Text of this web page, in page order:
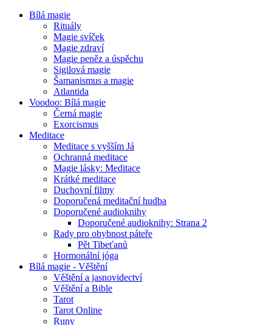
Bílá magie
Rituály
Magie svíček
Magie zdraví
Magie peněz a úspěchu
Sigilová magie
Šamanismus a magie
Atlantida
Voodoo: Bílá magie
Černá magie
Exorcismus
Meditace
Meditace s vyšším Já
Ochranná meditace
Magie lásky: Meditace
Krátké meditace
Duchovní filmy
Doporučená meditační hudba
Doporučené audioknihy
Doporučené audioknihy: Strana 2
Rady pro ohybnost páteře
Pět Tibeťanů
Hormonální jóga
Bílá magie - Věštění
Věštění a jasnovidectví
Věštění a Bible
Tarot
Tarot Online
Runy